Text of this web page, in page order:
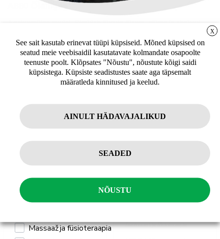
A880 Õlaliiges
algus- ja kinnituskohad värviliselt esile tõstetud.
Mõõtmed 18 x 18 x 24 cm
Sulle võib ka meeldida
Taastusravi ja füsioteraapia Taastusravi ja füsioteraapia
X
See sait kasutab erinevat tüüpi küpsiseid. Mõned küpsised on
seatud meie veebisaidil kasutatavate kolmandate osapoolte
teenuste poolt. Klõpsates "Nõustu", nõustute kõigi saidi
küpsistega. Küpsiste seadistustes saate aga täpsemalt
määratleda kinnitused ja keelud.
AINULT HÄDAVAJALIKUD
SEADED
NÕUSTU
LIITUGE UUDISKIRJAGA
Uudiskirja tellijana saate jooksvat teavet ja
pakkumisi teid huvitavate küsimuste kohta
ning 10% allahindlust oma esimeselt veebipoe
tellimuselt.
Tellin
Isiklikuks kasutamiseks
Mulle pakub huvi
Massaaž ja füsioteraapia